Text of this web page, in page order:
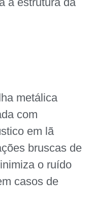
metálica
com
em lã
bruscas de
o ruído
casos de